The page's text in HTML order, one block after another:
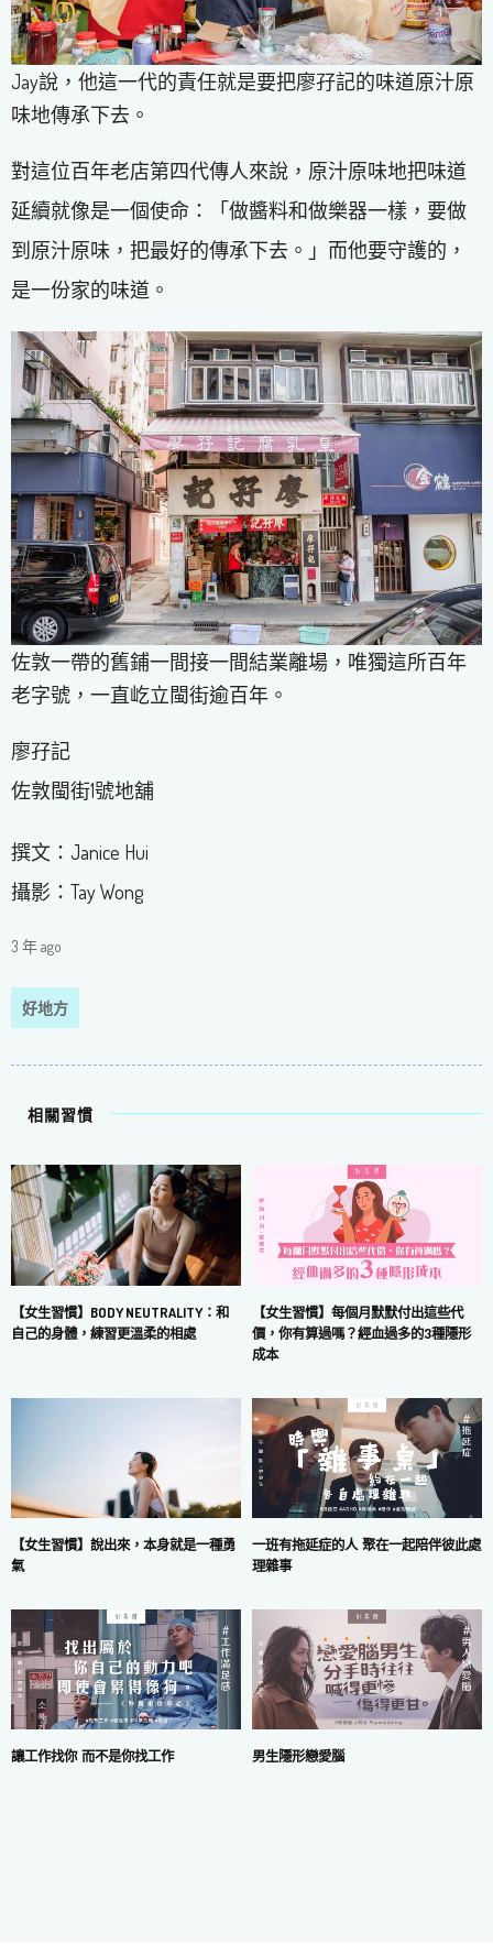
Jay說，他這一代的責任就是要把廖孖記的味道原汁原
味地傳承下去。
對這位百年老店第四代傳人來說，原汁原味地把味道
延續就像是一個使命：「做醬料和做樂器一樣，要做
到原汁原味，把最好的傳承下去。」而他要守護的，
是一份家的味道。
佐敦一帶的舊鋪一間接一間結業離場，唯獨這所百年
老字號，一直屹立閩街逾百年。
廖孖記
佐敦閩街1號地舖
撰文：Janice Hui
攝影：Tay Wong
3 年 ago
好地方
相關習慣
【女生習慣】BODY NEUTRALITY：和
自己的身體，練習更溫柔的相處
【女生習慣】每個月默默付出這些代
價，你有算過嗎？經血過多的3種隱形
成本
【女生習慣】說出來，本身就是一種勇
氣
一班有拖延症的人 聚在一起陪伴彼此處
理雜事
讓工作找你 而不是你找工作 男生隱形戀愛腦